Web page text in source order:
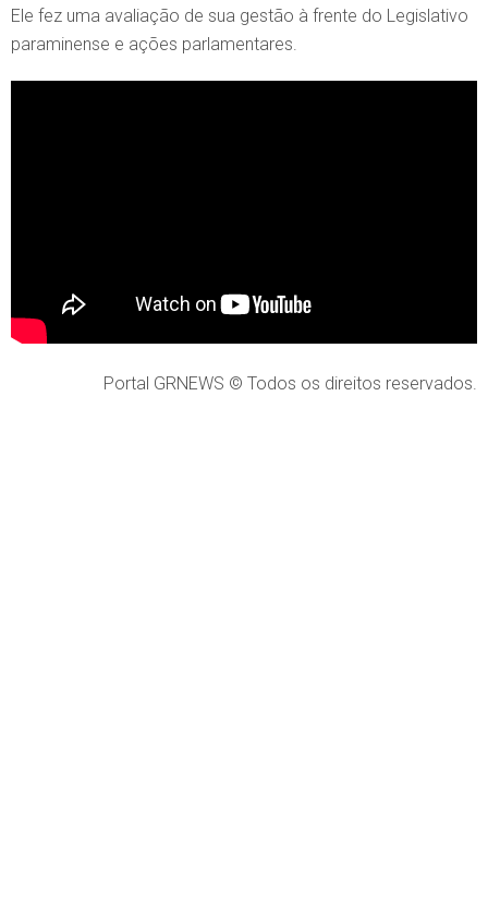
Ele fez uma avaliação de sua gestão à frente do Legislativo
paraminense e ações parlamentares.
Portal GRNEWS © Todos os direitos reservados.